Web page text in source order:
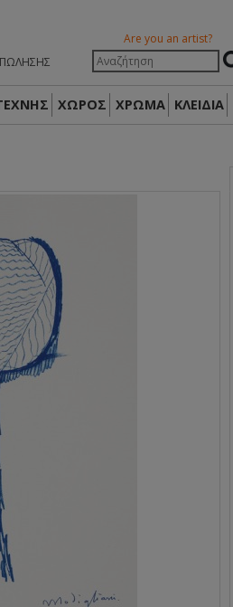
Are you an artist?
ΧΩΡΟΣ ΧΡΩΜΑ ΚΛΕΙΔΙΑ